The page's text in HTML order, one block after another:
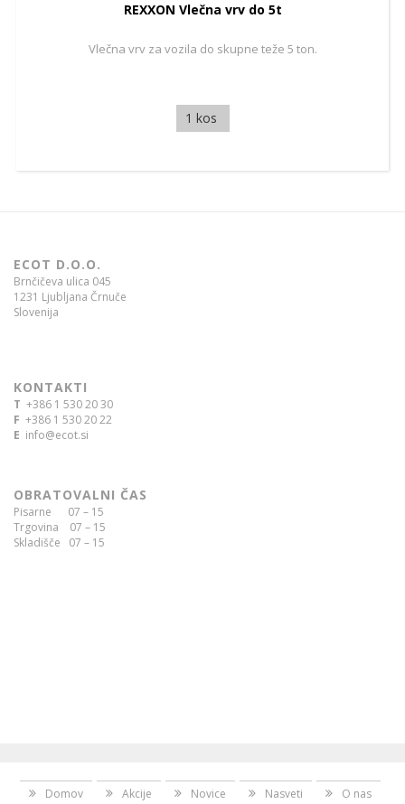
REXXON Vlečna vrv do 5t
Vlečna vrv za vozila do skupne teže 5 ton.
1 kos
ECOT D.O.O.
Brnčičeva ulica 045
1231 Ljubljana Črnuče
Slovenija
KONTAKTI
T +386 1 530 20 30
F +386 1 530 20 22
E info@ecot.si
OBRATOVALNI ČAS
Pisarne 07 – 15
Trgovina 07 – 15
Skladišče 07 – 15
Domov Akcije Novice Nasveti O nas